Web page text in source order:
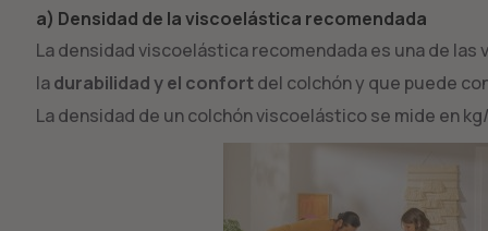
a) Densidad de la viscoelástica recomendada
La densidad viscoelástica recomendada es una de
ladurabilidad y el confortdel colchón y que puede
La densidad de un colchón viscoelástico se mide en